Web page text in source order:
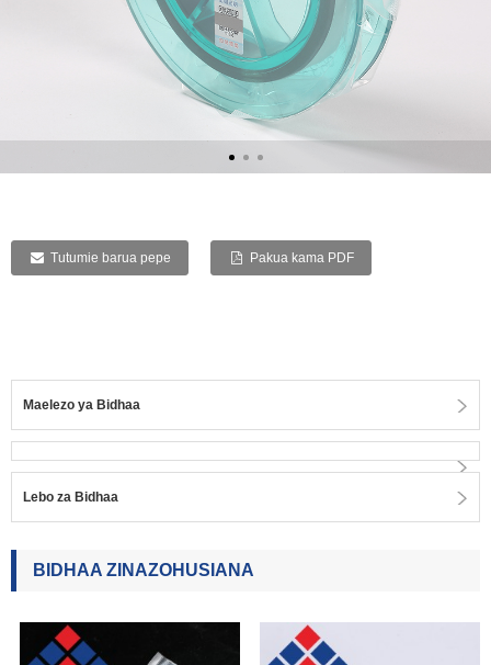
Tutumie barua pepe Pakua kama PDF
Maelezo ya Bidhaa
Lebo za Bidhaa
BIDHAA ZINAZOHUSIANA